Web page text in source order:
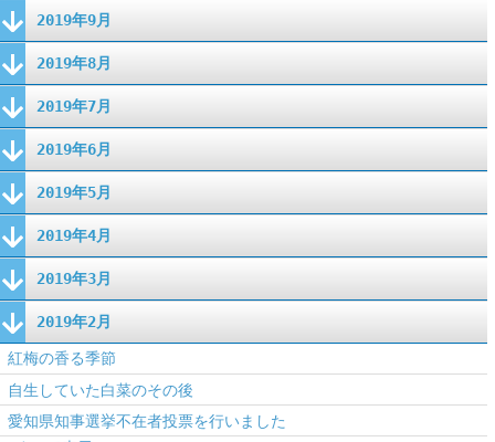
2019年9月
2019年8月
2019年7月
2019年6月
2019年5月
2019年4月
2019年3月
2019年2月
紅梅の香る季節
自生していた白菜のその後
愛知県知事選挙不在者投票を行いました